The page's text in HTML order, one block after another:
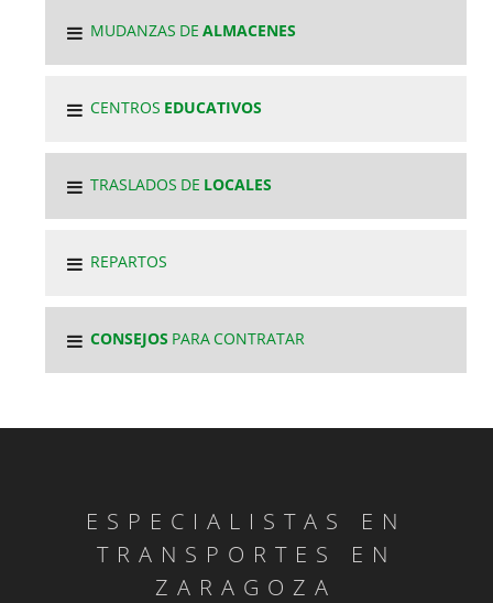
MUDANZAS DEALMACENES
CENTROS EDUCATIVOS
TRASLADOS DE LOCALES
REPARTOS
CONSEJOS PARA CONTRATAR
ESPECIALISTAS EN
TRANSPORTES EN
ZARAGOZA